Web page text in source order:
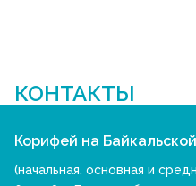
КОНТАКТЫ
Корифей на Байкальской
(начальная, основная и